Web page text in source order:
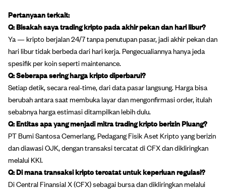
Pertanyaan terkait:
Q: Bisakah saya trading kripto pada akhir pekan dan hari libur?
Ya — kripto berjalan 24/7 tanpa penutupan pasar, jadi akhir pekan dan
hari libur tidak berbeda dari hari kerja. Pengecualiannya hanya jeda
spesifik per koin seperti maintenance.
Q: Seberapa sering harga kripto diperbarui?
Setiap detik, secara real-time, dari data pasar langsung. Harga bisa
berubah antara saat membuka layar dan mengonfirmasi order, itulah
sebabnya harga estimasi ditampilkan lebih dulu.
Q: Entitas apa yang menjadi mitra trading kripto berizin Pluang?
PT Bumi Santosa Cemerlang, Pedagang Fisik Aset Kripto yang berizin
dan diawasi OJK, dengan transaksi tercatat di CFX dan dikliringkan
melalui KKI.
Q: Di mana transaksi kripto tercatat untuk keperluan regulasi?
Di Central Finansial X (CFX) sebagai bursa dan dikliringkan melalui